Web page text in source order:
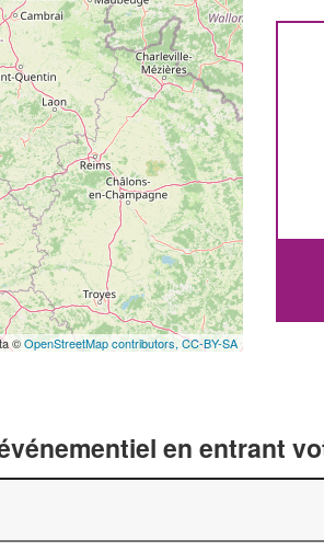
©OpenStreetMap contributors, CC-BY-SA
en entrant